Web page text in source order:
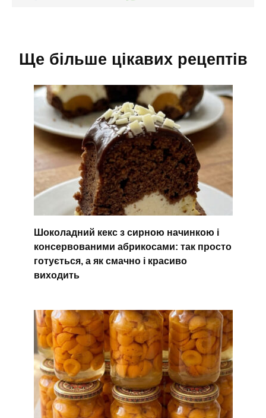
Ще більше цікавих рецептів
Шоколадний кекс з сирною начинкою і
консервованими абрикосами: так просто
готується, а як смачно і красиво
виходить